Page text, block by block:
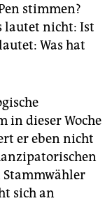
stimmen?
lautet nicht: Ist
Was hat
in dieser Woche
er eben nicht
sich an